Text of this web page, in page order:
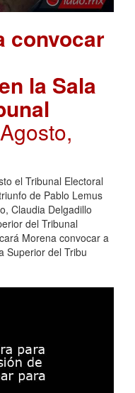
convocar
la Sala
el Tribunal Electoral
de Pablo Lemus
Claudia Delgadillo
del Tribunal
Morena convocar a
Superior del Tribu